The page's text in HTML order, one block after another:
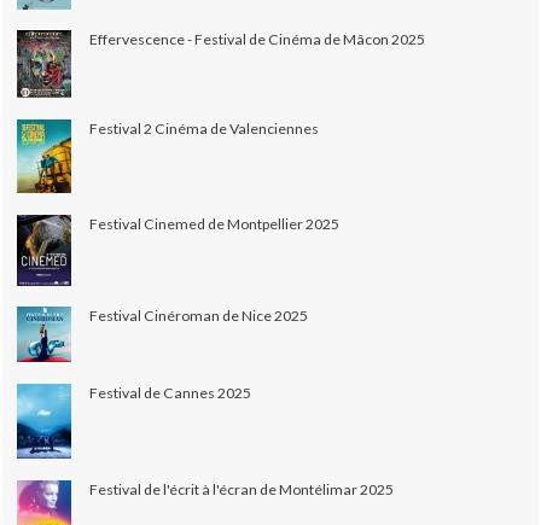
Effervescence - Festival de Cinéma de Mâcon 2025
Festival 2 Cinéma de Valenciennes
Festival Cinemed de Montpellier 2025
Festival Cinéroman de Nice 2025
Festival de Cannes 2025
Festival de l'écrit à l'écran de Montélimar 2025